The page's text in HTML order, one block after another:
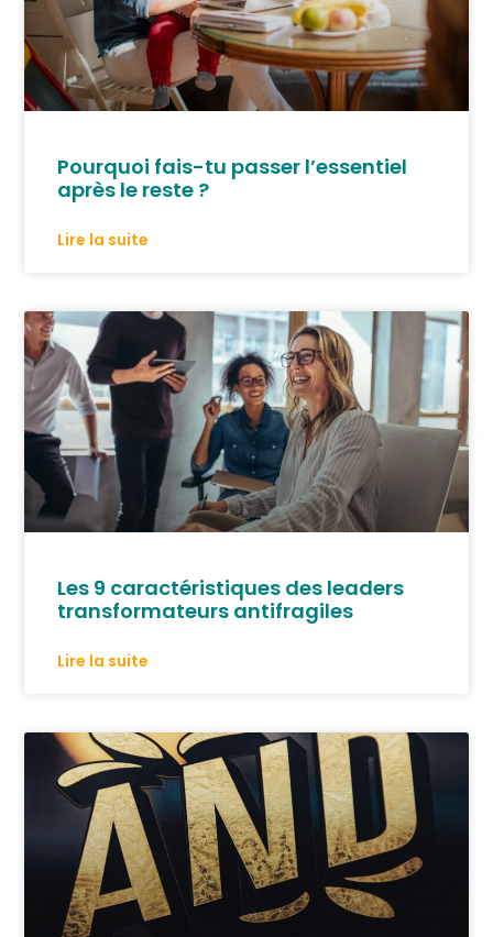
Pourquoi fais-tu passer l’essentiel
après le reste ?
Lire la suite
Les 9 caractéristiques des leaders
transformateurs antifragiles
Lire la suite